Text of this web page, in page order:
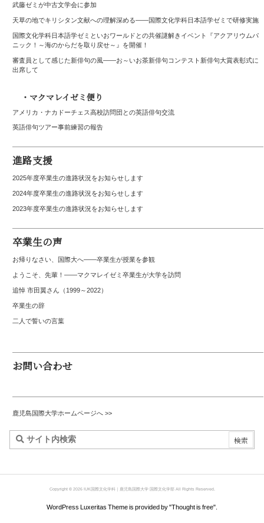
武藤ゼミが中古文学会に参加
天草の地でキリシタン文献への理解深める――国際文化学科日本語学ゼミで研修実施
国際文化学科日本語学ゼミといおワールドとの共催謎解きイベント『アクアリウムパ
ニック！～海のからだを取り戻せ～』を開催！
審査員として感じた新俳句の風――お～いお茶新俳句コンテスト新俳句大賞表彰式に
出席して
・マクマレイゼミ便り
アメリカ・ナカドーチェス高校訪問団との英語俳句交流
英語俳句ツアー事前練習の報告
進路支援
2025年度卒業生の進路状況をお知らせします
2024年度卒業生の進路状況をお知らせします
2023年度卒業生の進路状況をお知らせします
卒業生の声
お帰りなさい、国際大へ――卒業生が授業を参観
ようこそ、先輩！――マクマレイゼミ卒業生が大学を訪問
追悼 市田翼さん（1999～2022）
卒業生の辞
二人で誓いの言葉
お問い合わせ
鹿児島国際大学ホームページへ >>
Copyright © 2026 IUK国際文化学科｜鹿児島国際大学 国際文化学部All Rights Reserved.
WordPress Luxeritas Theme is provided by "Thought is free".